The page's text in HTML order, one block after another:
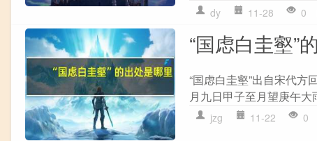
dy 11-28 0
“国虑白圭壑”
“国虑白圭壑”出自宋代方
月九日甲子至月望庚午
jzg 11-22 0